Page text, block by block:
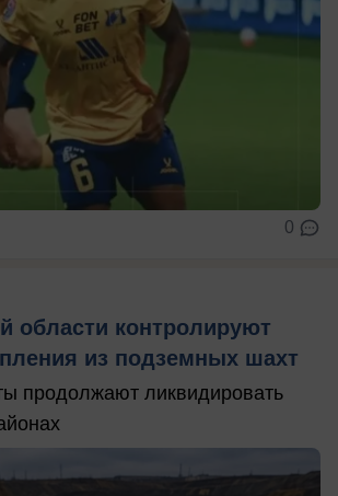
0
области контролируют
из подземных шахт
продолжают ликвидировать